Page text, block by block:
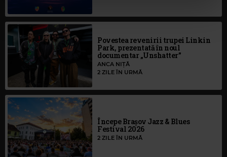
cu utilizarea modulelor noastre cookie.
Povestea revenirii trupei Linkin
Park, prezentată în noul
documentar „Unshatter”
ANCA NIȚĂ
2 ZILE ÎN URMĂ
Începe Brașov Jazz & Blues
Festival 2026
2 ZILE ÎN URMĂ